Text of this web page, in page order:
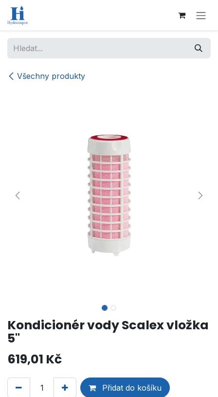
Přejít na obsah
Všechny produkty
Kondicionér vody Scalex vložka
5"
619,01 Kč
Přidat do košíku